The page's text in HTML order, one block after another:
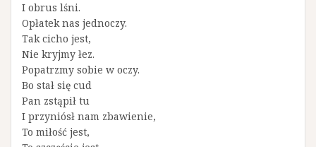
I obrus lśni.
Opłatek nas jednoczy.
Tak cicho jest,
Nie kryjmy łez.
Popatrzmy sobie w oczy.
Bo stał się cud
Pan zstąpił tu
I przyniósł nam zbawienie,
To miłość jest,